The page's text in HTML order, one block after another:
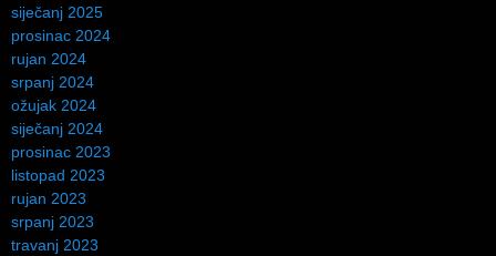
siječanj 2025
prosinac 2024
rujan 2024
srpanj 2024
ožujak 2024
siječanj 2024
prosinac 2023
listopad 2023
rujan 2023
srpanj 2023
travanj 2023